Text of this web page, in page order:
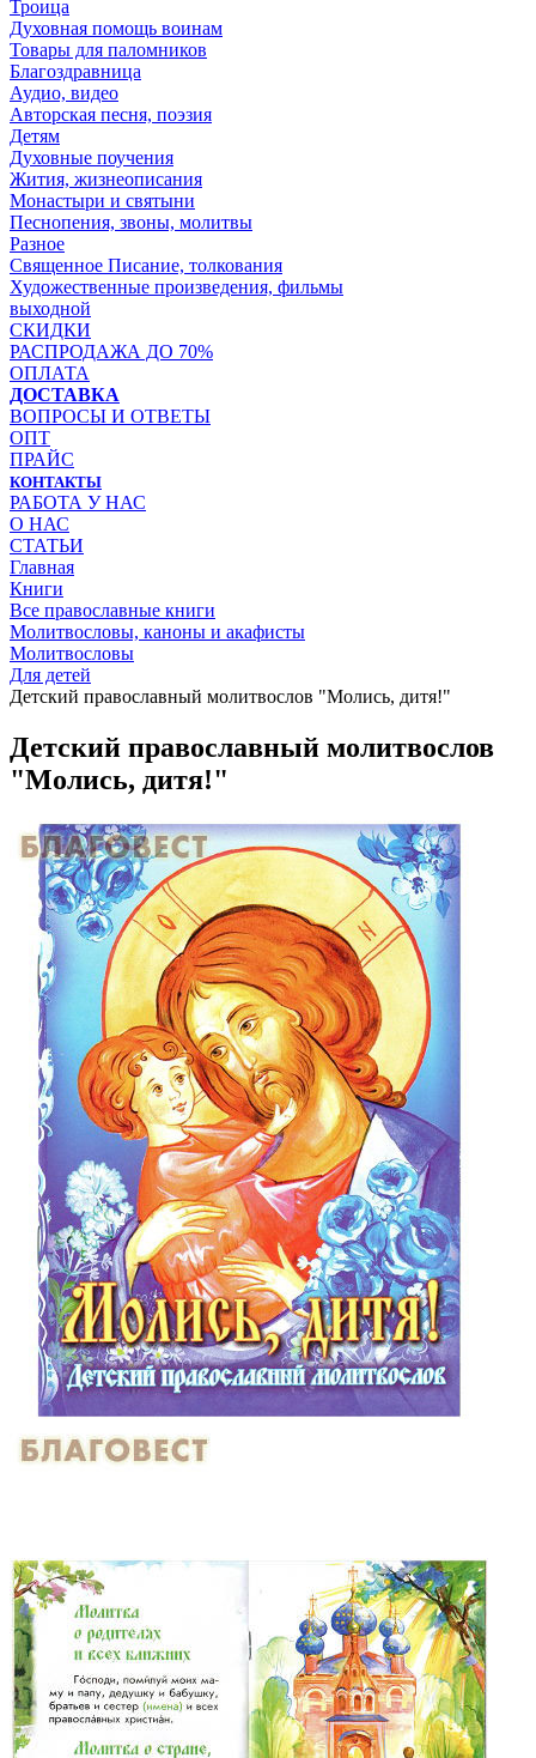
Троица
Духовная помощь воинам
Товары для паломников
Благоздравница
Аудио, видео
Авторская песня, поэзия
Детям
Духовные поучения
Жития, жизнеописания
Монастыри и святыни
Песнопения, звоны, молитвы
Разное
Священное Писание, толкования
Художественные произведения, фильмы
выходной
СКИДКИ
РАСПРОДАЖА ДО 70%
ОПЛАТА
ДОСТАВКА
ВОПРОСЫ И ОТВЕТЫ
ОПТ
ПРАЙС
КОНТАКТЫ
РАБОТА У НАС
О НАС
СТАТЬИ
Главная
Книги
Все православные книги
Молитвословы, каноны и акафисты
Молитвословы
Для детей
Детский православный молитвослов "Молись, дитя!"
Детский православный молитвослов
"Молись, дитя!"